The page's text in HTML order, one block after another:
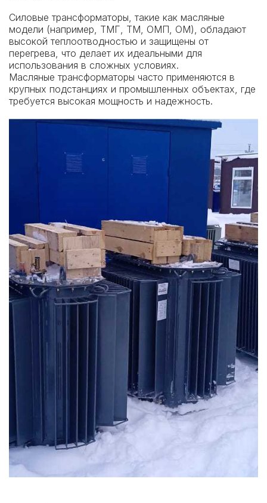
Силовые трансформаторы, такие как масляные
модели (например, ТМГ, ТМ, ОМП, ОМ), обладают
высокой теплоотводностью и защищены от
перегрева, что делает их идеальными для
использования в сложных условиях.
Масляные трансформаторы часто применяются в
крупных подстанциях и промышленных объектах, где
требуется высокая мощность и надежность.